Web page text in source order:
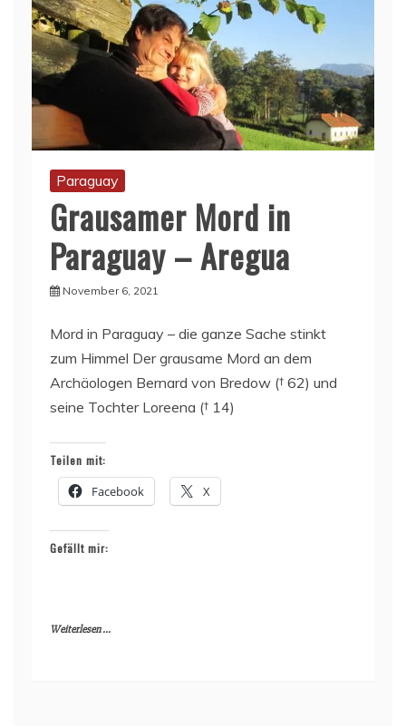
Paraguay
Grausamer Mord in
Paraguay – Aregua
November 6, 2021
Mord in Paraguay – die ganze Sache stinkt
zum Himmel Der grausame Mord an dem
Archäologen Bernard von Bredow († 62) und
seine Tochter Loreena († 14)
Teilen mit:
Facebook X
Gefällt mir:
Weiterlesen ...